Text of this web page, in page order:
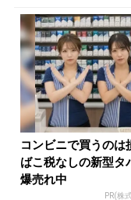
コンビニで買うのは
ばこ税なしの新型タ
爆売れ中
PR(株